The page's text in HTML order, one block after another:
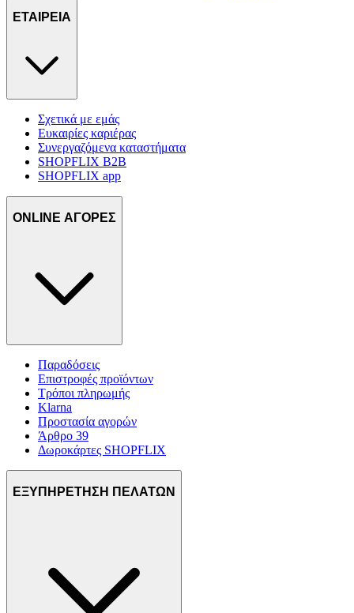
ΕΤΑΙΡΕΙΑ
Σχετικά με εμάς
Ευκαιρίες καριέρας
Συνεργαζόμενα καταστήματα
SHOPFLIX B2B
SHOPFLIX app
ONLINE ΑΓΟΡΕΣ
Παραδόσεις
Επιστροφές προϊόντων
Τρόποι πληρωμής
Klarna
Προστασία αγορών
Άρθρο 39
Δωροκάρτες SHOPFLIX
ΕΞΥΠΗΡΕΤΗΣΗ ΠΕΛΑΤΩΝ